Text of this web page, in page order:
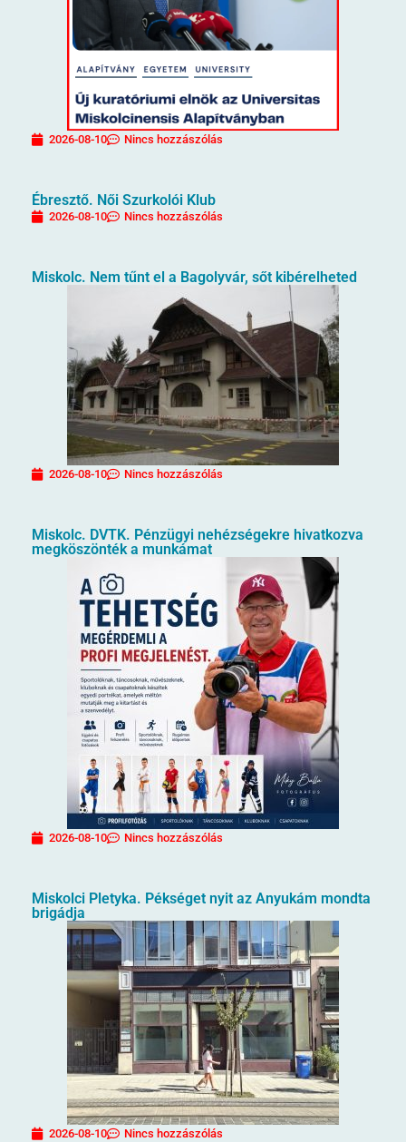
2026-08-10 Nincs hozzászólás
Ébresztő. Női Szurkolói Klub
2026-08-10 Nincs hozzászólás
Miskolc. Nem tűnt el a Bagolyvár, sőt kibérelheted
2026-08-10 Nincs hozzászólás
Miskolc. DVTK. Pénzügyi nehézségekre hivatkozva
megköszönték a munkámat
2026-08-10 Nincs hozzászólás
Miskolci Pletyka. Pékséget nyit az Anyukám mondta
brigádja
2026-08-10 Nincs hozzászólás